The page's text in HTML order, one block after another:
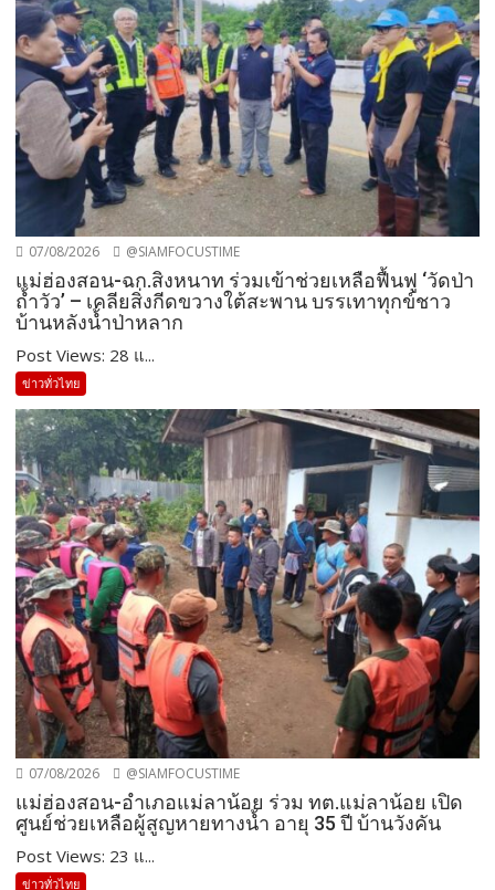
07/08/2026 @SIAMFOCUSTIME
แม่ฮ่องสอน-ฉก.สิงหนาท ร่วมเข้าช่วยเหลือฟื้นฟู ‘วัดป่า
ถ้ำวัว’ – เคลียสิ่งกีดขวางใต้สะพาน บรรเทาทุกข์ชาว
บ้านหลังน้ำป่าหลาก
Post Views: 28 แ...
ข่าวทั่วไทย
07/08/2026 @SIAMFOCUSTIME
แม่ฮ่องสอน-อำเภอแม่ลาน้อย ร่วม ทต.แม่ลาน้อย เปิด
ศูนย์ช่วยเหลือผู้สูญหายทางน้ำ อายุ 35 ปี บ้านวังคัน
Post Views: 23 แ...
ข่าวทั่วไทย